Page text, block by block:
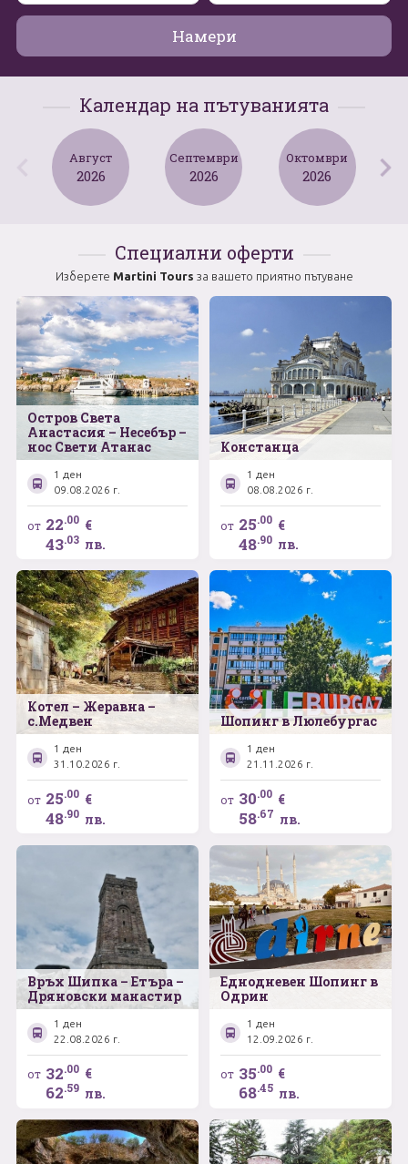
Август
Септември
Декември
Свържете се с нас
Намери
Календар на пътуванията
Август
2026
Септември
2026
Октомври
2026
Специални оферти
Изберете Martini Tours за вашето приятно пътуване
Остров Света
Анастасия – Несебър –
нос Свети Атанас
1 ден
09.08.2026 г.
от 22.00 €
43.03 лв.
Констанца
1 ден
08.08.2026 г.
от 25.00 €
48.90 лв.
Котел – Жеравна –
с.Медвен
1 ден
31.10.2026 г.
от 25.00 €
48.90 лв.
Шопинг в Люлебургас
1 ден
21.11.2026 г.
от 30.00 €
58.67 лв.
Връх Шипка – Етъра –
Дряновски манастир
1 ден
22.08.2026 г.
от 32.00 €
62.59 лв.
Еднодневен Шопинг в
Одрин
1 ден
12.09.2026 г.
от 35.00 €
68.45 лв.